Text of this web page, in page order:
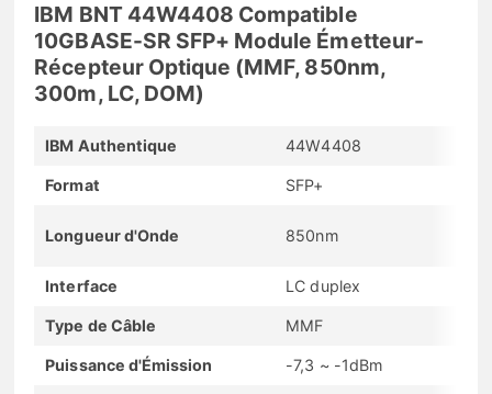
IBM BNT 44W4408 Compatible
10GBASE-SR SFP+ Module Émetteur-
Récepteur Optique (MMF, 850nm,
300m, LC, DOM)
IBM Authentique 44W4408
Format SFP+
Longueur d'Onde 850nm
Interface LC duplex
Type de Câble MMF
Puissance d'Émission -7,3 ~ -1dBm